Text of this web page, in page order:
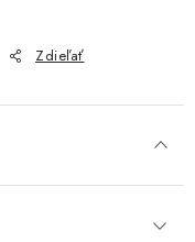
Zdieľať